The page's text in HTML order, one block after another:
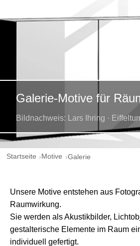
Galerie-Motive für
Bildnachweis: Lars Ihring ·
Startseite Motive Galerie
Unsere Motive entstehen aus
Raumwirkung.
Sie werden als Akustikbilder,
gestalterische Elemente im Raum
individuell gefertigt.